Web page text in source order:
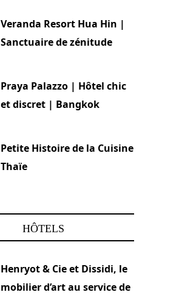
Veranda Resort Hua Hin |
Sanctuaire de zénitude
Praya Palazzo | Hôtel chic
et discret | Bangkok
Petite Histoire de la Cuisine
Thaïe
HÔTELS
Henryot & Cie et Dissidi, le
mobilier d’art au service de